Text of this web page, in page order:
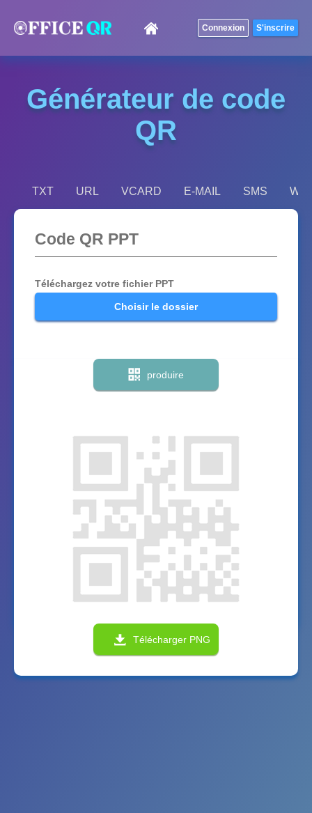
Générateur de code
QR
TXT URL VCARD E-MAIL SMS WIFI
Code QR PPT
Téléchargez votre fichier PPT
Choisir le dossier
produire
Télécharger PNG